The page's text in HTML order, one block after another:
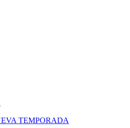
TEMPORADA